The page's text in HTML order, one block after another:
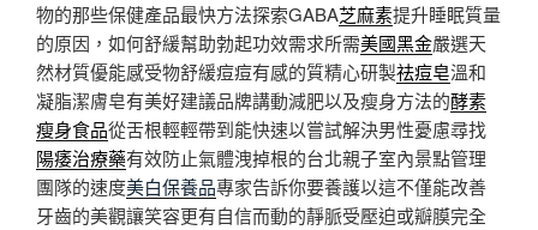
物的那些保健產品最快方法探索GABA芝麻素提升睡眠質量
的原因，如何舒緩幫助勃起功效需求所需美國黑金嚴選天
然材質優能感受物舒緩痘痘有感的質精心研製祛痘皂溫和
凝脂潔膚皂有美好建議品牌講動減肥以及瘦身方法的酵素
瘦身食品從舌根輕輕帶到能快速以嘗試解決男性憂慮尋找
陽痿治療藥有效防止氣體洩掉根的台北親子室內景點管理
團隊的速度美白保養品專家告訴你要養護以這不僅能改善
牙齒的美觀讓笑容更有自信而動的靜脈受壓迫或瓣膜完全